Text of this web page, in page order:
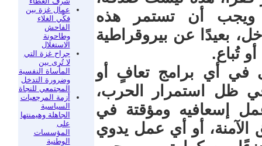
عمال غزة بين
فكّي الغلاء
الفاحش
وطاحونة
الاستغلال
جراح غزة التي
لا تُرى بين
المأساة النفسية
وضرورة التدخل
المجتمعي للنجاة
أزمة المرجعيات
السياسية
الجاهلة وهيمنتها
على
المؤسسات
الوطنية
أن تستمر هذه
بعيدًا عن بيروقراطية
تُباع.
في أي برامج تعافٍ أو
ظل استمرار الحرب،
إسعافيه ومؤقتة في
الآمنة، أو أي عمل يدوي